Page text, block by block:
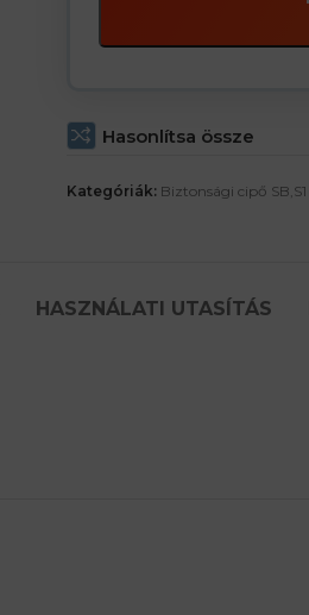
Hasonlítsa össze
Kategóriák: Biztonsági cipő SB,S1
HASZNÁLATI UTASÍTÁS